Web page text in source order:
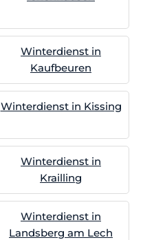
Winterdienst in
Kaufbeuren
Winterdienst in Kissing
Winterdienst in
Krailling
Winterdienst in
Landsberg am Lech